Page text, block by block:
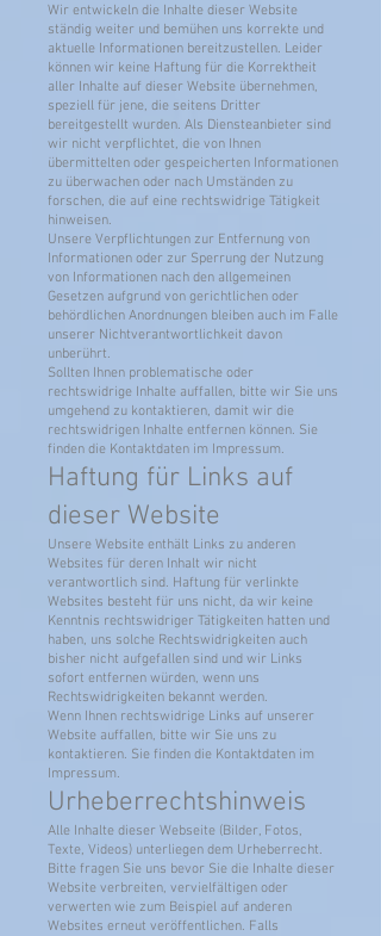
Wir entwickeln die Inhalte dieser Website
ständig weiter und bemühen uns korrekte und
aktuelle Informationen bereitzustellen. Leider
können wir keine Haftung für die Korrektheit
aller Inhalte auf dieser Website übernehmen,
speziell für jene, die seitens Dritter
bereitgestellt wurden. Als Diensteanbieter sind
wir nicht verpflichtet, die von Ihnen
übermittelten oder gespeicherten Informationen
zu überwachen oder nach Umständen zu
forschen, die auf eine rechtswidrige Tätigkeit
hinweisen.
Unsere Verpflichtungen zur Entfernung von
Informationen oder zur Sperrung der Nutzung
von Informationen nach den allgemeinen
Gesetzen aufgrund von gerichtlichen oder
behördlichen Anordnungen bleiben auch im Falle
unserer Nichtverantwortlichkeit davon
unberührt.
Sollten Ihnen problematische oder
rechtswidrige Inhalte auffallen, bitte wir Sie uns
umgehend zu kontaktieren, damit wir die
rechtswidrigen Inhalte entfernen können. Sie
finden die Kontaktdaten im Impressum.
Haftung für Links auf
dieser Website
Unsere Website enthält Links zu anderen
Websites für deren Inhalt wir nicht
verantwortlich sind. Haftung für verlinkte
Websites besteht für uns nicht, da wir keine
Kenntnis rechtswidriger Tätigkeiten hatten und
haben, uns solche Rechtswidrigkeiten auch
bisher nicht aufgefallen sind und wir Links
sofort entfernen würden, wenn uns
Rechtswidrigkeiten bekannt werden.
Wenn Ihnen rechtswidrige Links auf unserer
Website auffallen, bitte wir Sie uns zu
kontaktieren. Sie finden die Kontaktdaten im
Impressum.
Urheberrechtshinweis
Alle Inhalte dieser Webseite (Bilder, Fotos,
Texte, Videos) unterliegen dem Urheberrecht.
Bitte fragen Sie uns bevor Sie die Inhalte dieser
Website verbreiten, vervielfältigen oder
verwerten wie zum Beispiel auf anderen
Websites erneut veröffentlichen. Falls